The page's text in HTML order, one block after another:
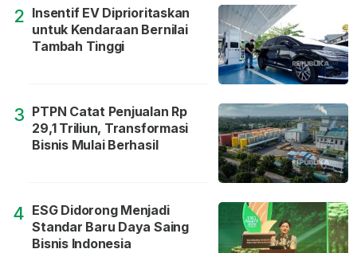
2 Insentif EV Diprioritaskan
untuk Kendaraan Bernilai
Tambah Tinggi
3 PTPN Catat Penjualan Rp
29,1 Triliun, Transformasi
Bisnis Mulai Berhasil
4 ESG Didorong Menjadi
Standar Baru Daya Saing
Bisnis Indonesia